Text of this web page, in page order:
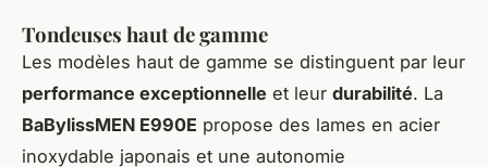
Tondeuses haut de gamme
Les modèles haut de gamme se distinguent par leur
performance exceptionnelle et leur durabilité. La
BaBylissMEN E990E propose des lames en acier
inoxydable japonais et une autonomie